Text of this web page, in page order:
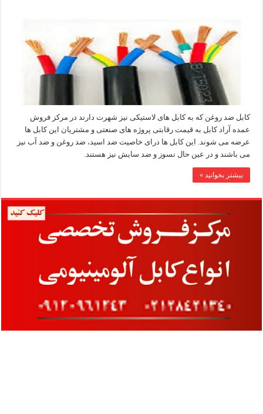
کابل ضد روغن که به کابل های لاستیکی نیز شهرت دارند در مرکز فروش
عمده آراد کابل به قیمت رقابتی پروژه های صنعتی و مشتریان این کابل ها
عرضه می شوند. این کابل ها درای خاصیت ضد اسید، ضد روغن و ضد آب نیز
می باشند و در عین حال نسوز و ضد سایش نیز هستند.
بیشتر بخوانید »